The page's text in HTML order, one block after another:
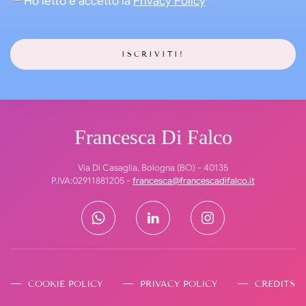
Francesca Di Falco
Via Di Casaglia, Bologna (BO) - 40135
P.IVA:02911881205 - francesca@francescadifalco.it
COOKIE POLICY PRIVACY POLICY CREDITS